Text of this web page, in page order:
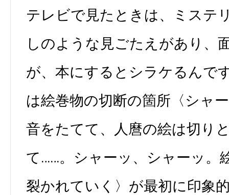
テレビで見たときは、ミステ
しのような見ごたえがあり、
が、本にするとシラケるんで
は絵巻物の切断の箇所〈シャ
音をたてて、人麿の絵は切り
て……。シャーッ、シャーッ。
裂かれていく〉が最初に印象